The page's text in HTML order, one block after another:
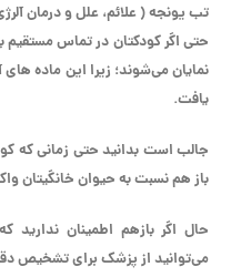
تب یونجه ( علائم، علل و درمان
حتی اگر کودکتان در تماس مستقیم
نمایان می‌شوند؛ زیرا این ماده‌
یافت.
جالب است بدانید حتی زمانی که
باز هم نسبت به حیوان خانگیتان
حال اگر بازهم اطمینان ندارید
می‌توانید از پزشک برای تشخیص